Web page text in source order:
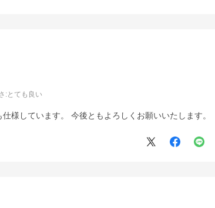
:とても良い
様しています。 今後ともよろしくお願いいたします。